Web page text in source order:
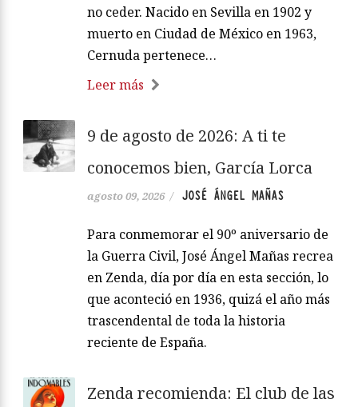
no ceder. Nacido en Sevilla en 1902 y
muerto en Ciudad de México en 1963,
Cernuda pertenece…
Leer más
9 de agosto de 2026: A ti te
conocemos bien, García Lorca
agosto 09, 2026 / JOSÉ ÁNGEL MAÑAS
Para conmemorar el 90º aniversario de
la Guerra Civil, José Ángel Mañas recrea
en Zenda, día por día en esta sección, lo
que aconteció en 1936, quizá el año más
trascendental de toda la historia
reciente de España.
Zenda recomienda: El club de las